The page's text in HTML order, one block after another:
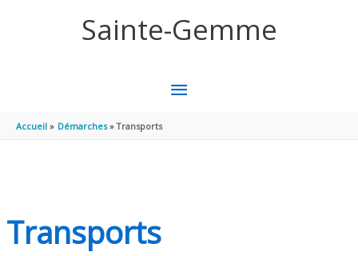
Sainte-Gemme
MENU
Accueil Démarches Transports
Transports